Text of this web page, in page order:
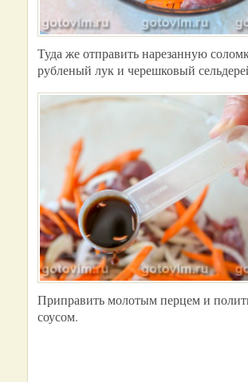
Туда же отправить нарезанную
рубленый лук и черешковый
Приправить молотым перцем и
соусом.